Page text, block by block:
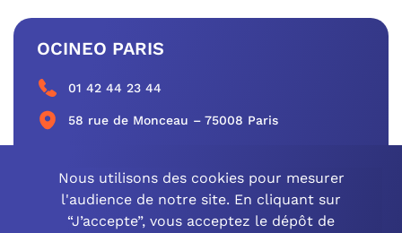
OCINEO PARIS
01 42 44 23 44
58 rue de Monceau – 75008 Paris
CONTACTEZ-NOUS
Nous utilisons des cookies pour mesurer
l'audience de notre site. En cliquant sur
“J’accepte”, vous acceptez le dépôt de